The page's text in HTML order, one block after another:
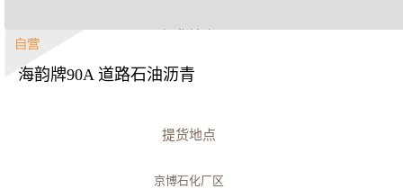
京博石化厂区
海韵牌90A 道路石油沥青
提货地点
京博石化厂区